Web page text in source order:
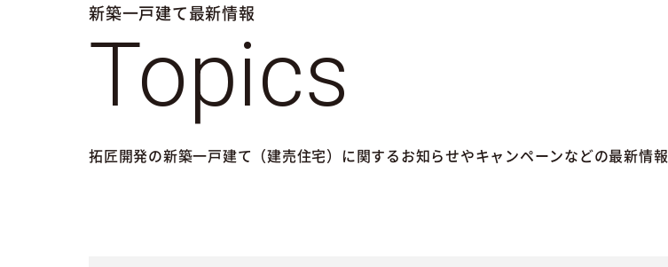
新築一戸建て最新情報
Topics
拓匠開発の新築一戸建て（建売住宅）に関するお知らせやキャンペーンなどの最新情報